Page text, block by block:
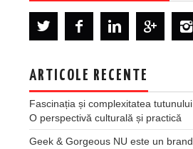
ARTICOLE RECENTE
Fascinația și complexitatea
O perspectivă culturală și practică
Geek & Gorgeous NU este un